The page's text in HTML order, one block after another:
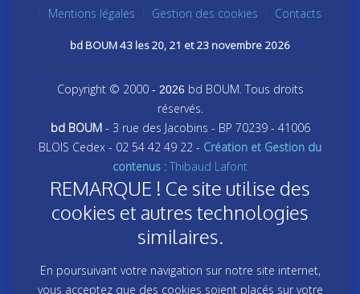
Mentions légales
Gestion des cookies Contacts
bd BOUM 43 les 20, 21 et 23 novembre 2026
Copyright © 2000- 2026 bd BOUM. Tous droits
réservés.
bd BOUM- 3 rue des Jacobins - BP 70239 - 41006
BLOIS Cedex - 02 54 42 49 22 - Création et Gestion du
contenus : Thibaud Lafont
REMARQUE ! Ce site utilise des
cookies et autres technologies
similaires.
En poursuivant votre navigation sur notre site internet,
vous acceptez que des cookies soient placés sur votre